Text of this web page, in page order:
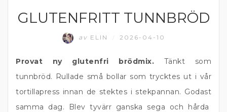
BAKAT
GLUTENFRITT TUNNBRÖD
av ELIN 2026-04-10
Provat ny glutenfri brödmix. Tänkt som
tunnbröd. Rullade små bollar som trycktes ut i vår
tortillapress innan de stektes i stekpannan. Godast
samma dag. Blev tyvärr ganska sega och hårda